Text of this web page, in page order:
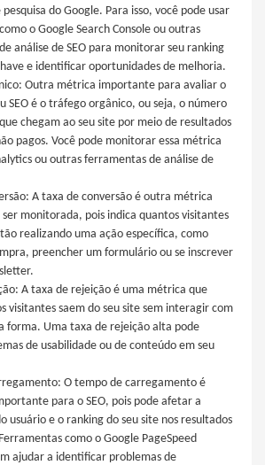
do Google. Para isso, você pode usar
o Google Search Console ou outras
análise de SEO para monitorar seu ranking
e identificar oportunidades de melhoria.
Outra métrica importante para avaliar o
SEO é o tráfego orgânico, ou seja, o número
chegam ao seu site por meio de resultados
pagos. Você pode monitorar essa métrica
ou outras ferramentas de análise de
A taxa de conversão é outra métrica
monitorada, pois indica quantos visitantes
realizando uma ação específica, como
preencher um formulário ou se inscrever
A taxa de rejeição é uma métrica que
visitantes saem do seu site sem interagir com
forma. Uma taxa de rejeição alta pode
de usabilidade ou de conteúdo em seu
O tempo de carregamento é
para o SEO, pois pode afetar a
usuário e o ranking do seu site nos resultados
como o Google PageSpeed
ajudar a identificar problemas de